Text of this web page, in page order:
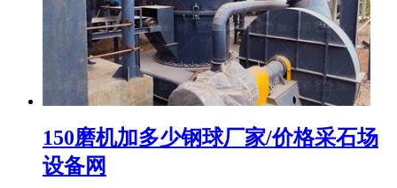
150磨机加多少钢球厂家/价格采石场
设备网